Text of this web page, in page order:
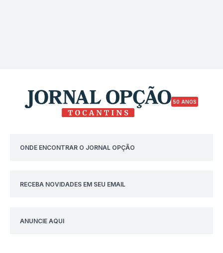
50 ANOS
ONDE ENCONTRAR O JORNAL OPÇÃO
RECEBA NOVIDADES EM SEU EMAIL
ANUNCIE AQUI